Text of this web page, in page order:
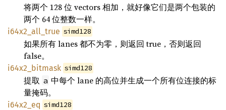
将两个 128 位 vectors 相加，就好像它们是两个包装的
两个 64 位整数一样。
i64x2_all_true simd128
如果所有 lanes 都不为零，则返回 true，否则返回
false。
i64x2_bitmask simd128
提取 a 中每个 lane 的高位并生成一个所有位连接的标
量掩码。
i64x2_eq simd128